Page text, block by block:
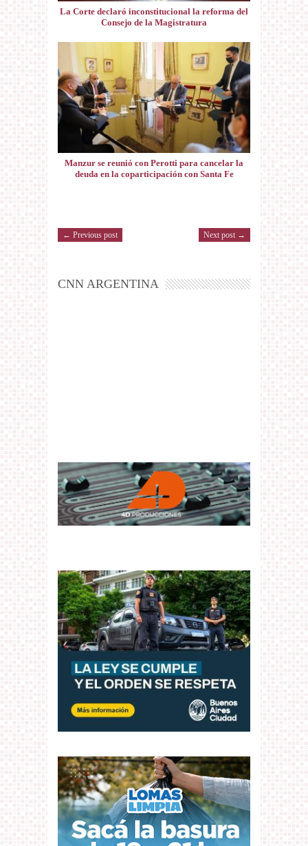
La Corte declaró inconstitucional la reforma del
Consejo de la Magistratura
Manzur se reunió con Perotti para cancelar la
deuda en la coparticipación con Santa Fe
← Previous post Next post →
CNN ARGENTINA